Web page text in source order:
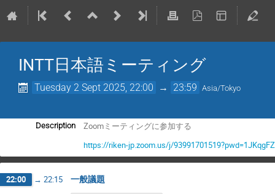
INTT日本語ミーティング
Tuesday 2 Sept 2025, 22:00 → 23:59 Asia/Tokyo
Description
Zoomミーティングに参加する
https://riken-jp.zoom.us/j/
22:00 → 22:15 一般議題